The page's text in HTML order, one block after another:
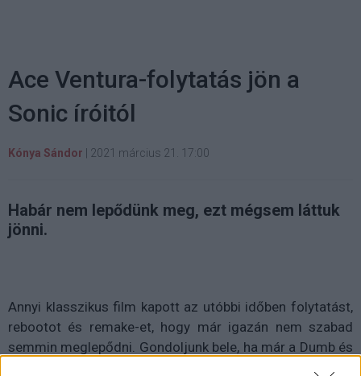
Ace Ventura-folytatás jön a
Sonic íróitól
Kónya Sándor 2021 március 21. 17:00
Habár nem lepődünk meg, ezt mégsem láttuk
jönni.
Annyi klasszikus film kapott az utóbbi időben folytatást,
rebootot és remake-et, hogy már igazán nem szabad
semmin meglepődni. Gondoljunk bele, ha már a Dumb és